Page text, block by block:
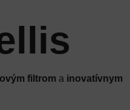
filtrom a inovatívnym